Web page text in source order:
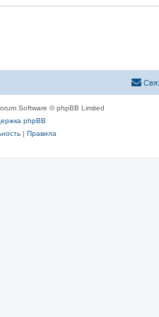
ы
Software © phpBB Limited
phpBB
| Правила